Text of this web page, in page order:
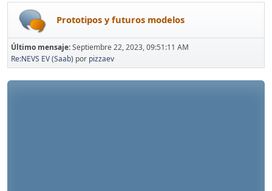
Prototipos y futuros modelos
Último mensaje:Septiembre 22, 2023, 09:51:11 AM
Re:NEVS EV (Saab) por pizzaev